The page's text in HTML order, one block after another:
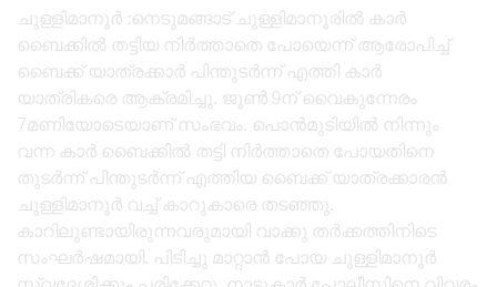
ചുള്ളിമാനൂർ :നെടുമങ്ങാട് ചുള്ളിമാനൂരിൽ കാർ
ബൈക്കിൽ തട്ടിയ നിർത്താതെ പോയെന്ന് ആരോപിച്ച്
ബൈക്ക് യാത്രക്കാർ പിന്തുടർന്ന് എത്തി കാർ
യാത്രികരെ ആക്രമിച്ചു. ജൂൺ 9ന് വൈകുന്നേരം
7മണിയോടെയാണ് സംഭവം. പൊൻമുടിയിൽ നിന്നും
വന്ന കാർ ബൈക്കിൽ തട്ടി നിർത്താതെ പോയതിനെ
തുടർന്ന് പിന്തുടർന്ന് എത്തിയ ബൈക്ക് യാത്രക്കാരൻ
ചുള്ളിമാനൂർ വച്ച് കാറുകാരെ തടഞ്ഞു.
കാറിലുണ്ടായിരുന്നവരുമായി വാക്കു തർക്കത്തിനിടെ
സംഘർഷമായി. പിടിച്ചു മാറ്റാൻ പോയ ചുള്ളിമാനൂർ